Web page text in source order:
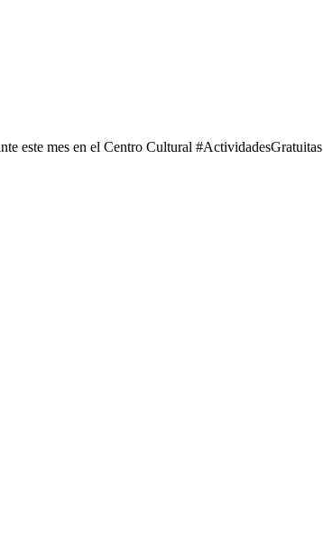
este mes en el Centro Cultural #ActividadesGratuitas